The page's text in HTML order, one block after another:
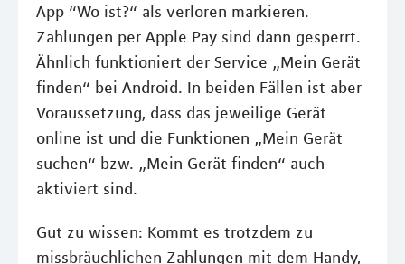
App “Wo ist?“ als verloren markieren.
Zahlungen per Apple Pay sind dann gesperrt.
Ähnlich funktioniert der Service „Mein Gerät
finden“ bei Android. In beiden Fällen ist aber
Voraussetzung, dass das jeweilige Gerät
online ist und die Funktionen „Mein Gerät
suchen“ bzw. „Mein Gerät finden“ auch
aktiviert sind.
Gut zu wissen: Kommt es trotzdem zu
missbräuchlichen Zahlungen mit dem Handy,